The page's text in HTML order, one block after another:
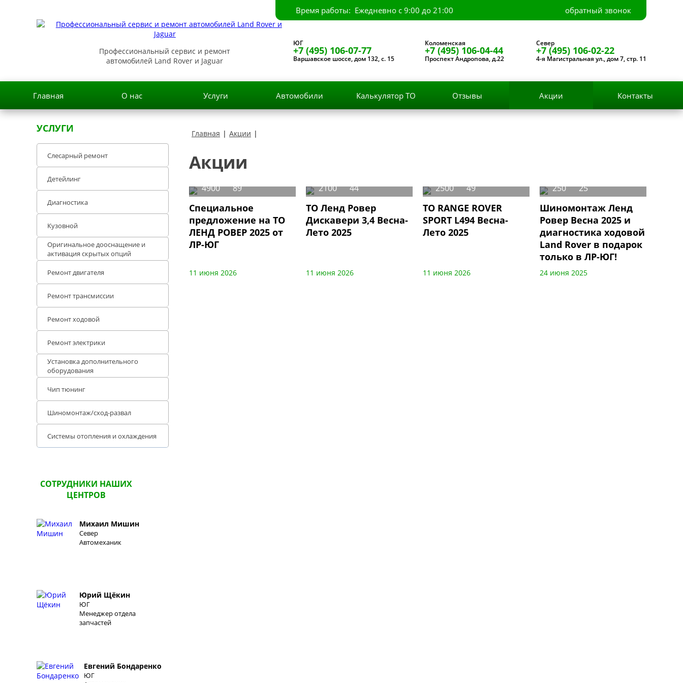
Время работы: Ежедневно с 9:00 до 21:00 обратный звонок
Профессиональный сервис и ремонт
автомобилей Land Rover и Jaguar
ЮГ
+7 (495) 106-07-77
Варшавское шоссе, дом 132, с. 15
Коломенская
+7 (495) 106-04-44
Проспект Андропова, д.22
Север
+7 (495) 106-02-22
4-я Магистральная ул., дом 7, стр. 11
Главная О нас Услуги Автомобили Калькулятор ТО Отзывы Акции Контакты
УСЛУГИ
Слесарный ремонт
Детейлинг
Диагностика
Кузовной
Оригинальное дооснащение и
активация скрытых опций
Ремонт двигателя
Ремонт трансмиссии
Ремонт ходовой
Ремонт электрики
Установка дополнительного
оборудования
Чип тюнинг
Шиномонтаж/сход-развал
Системы отопления и охлаждения
СОТРУДНИКИ НАШИХ
ЦЕНТРОВ
Михаил Мишин
Север
Автомеханик
Юрий Щёкин
ЮГ
Менеджер отдела
запчастей
Евгений Бондаренко
ЮГ
Главная | Акции |
Акции
4900 89
Специальное
предложение на ТО
ЛЕНД РОВЕР 2025 от
ЛР-ЮГ
11 июня 2026
2100 44
ТО Ленд Ровер
Дискавери 3,4 Весна-
Лето 2025
11 июня 2026
2500 49
ТО RANGE ROVER
SPORT L494 Весна-
Лето 2025
11 июня 2026
250 25
Шиномонтаж Ленд
Ровер Весна 2025 и
диагностика ходовой
Land Rover в подарок
только в ЛР-ЮГ!
24 июня 2025